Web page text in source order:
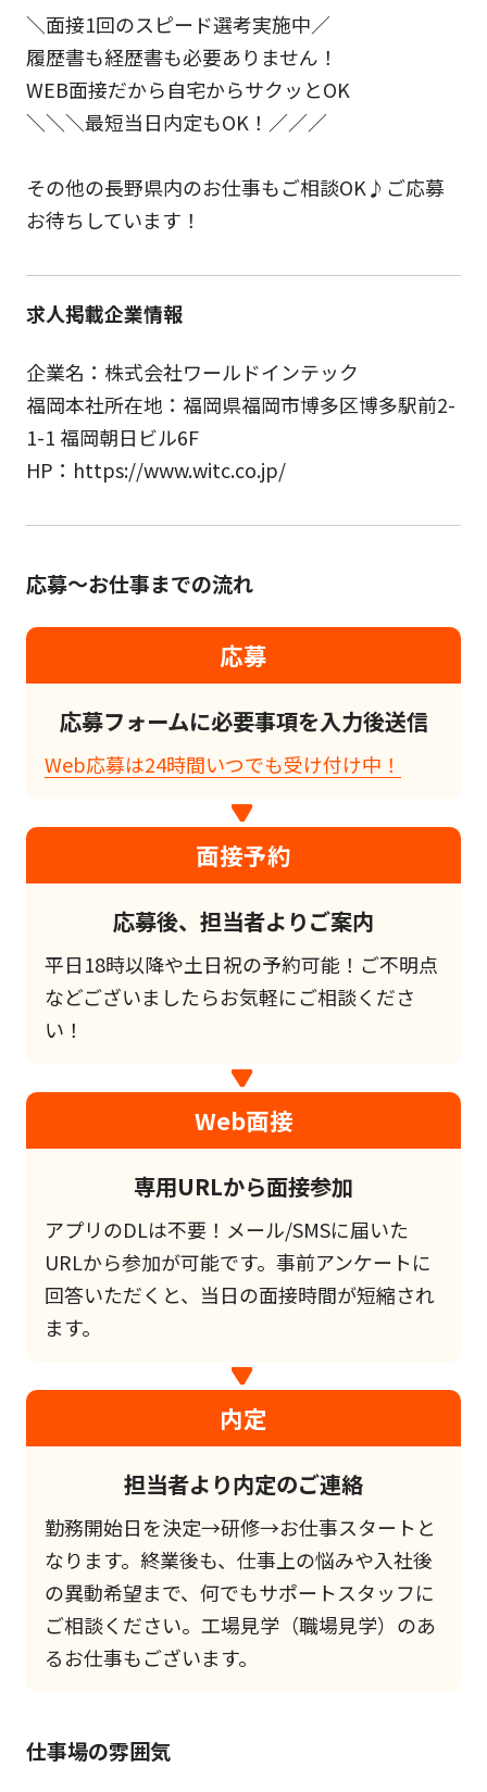
＼面接1回のスピード選考実施中／
履歴書も経歴書も必要ありません！
WEB面接だから自宅からサクッとOK
＼＼＼最短当日内定もOK！／／／
その他の長野県内のお仕事もご相談OK♪ご応募
お待ちしています！
求人掲載企業情報
企業名：株式会社ワールドインテック
福岡本社所在地：福岡県福岡市博多区博多駅前2-
1-1 福岡朝日ビル6F
HP：https://www.witc.co.jp/
応募～お仕事までの流れ
応募
応募フォームに必要事項を入力後送信
Web応募は24時間いつでも受け付け中！
面接予約
応募後、担当者よりご案内
平日18時以降や土日祝の予約可能！ご不明点
などございましたらお気軽にご相談くださ
い！
Web面接
専用URLから面接参加
アプリのDLは不要！メール/SMSに届いた
URLから参加が可能です。事前アンケートに
回答いただくと、当日の面接時間が短縮され
ます。
内定
担当者より内定のご連絡
勤務開始日を決定→研修→お仕事スタートと
なります。終業後も、仕事上の悩みや入社後
の異動希望まで、何でもサポートスタッフに
ご相談ください。工場見学（職場見学）のあ
るお仕事もございます。
仕事場の雰囲気